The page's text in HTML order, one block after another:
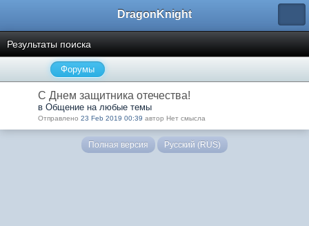
DragonKnight
Результаты поиска
Форумы
С Днем защитника отечества!
в Общение на любые темы
Отправлено 23 Feb 2019 00:39 автор Нет смысла
Полная версия Русский (RUS)